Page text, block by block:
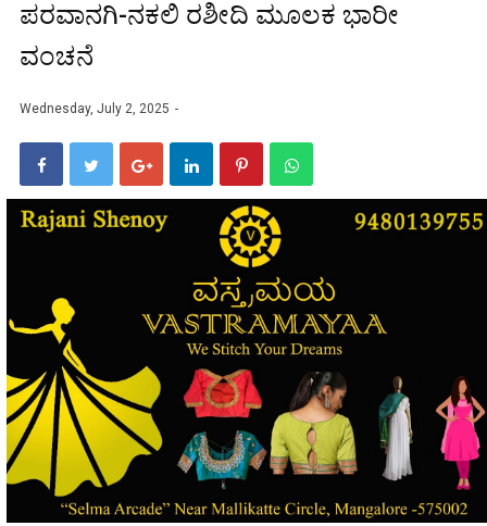
ಪರವಾನಗಿ-ನಕಲಿ ರಶೀದಿ ಮೂಲಕ ಭಾರೀ
ವಂಚನೆ
Wednesday, July 2, 2025